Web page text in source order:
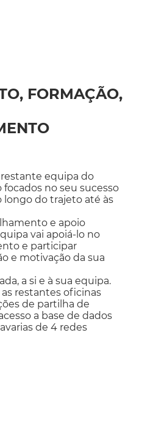
FORMAÇÃO,
equipa do
no seu sucesso
longo do trajeto até às
e apoio
vai apoiá-lo no
e participar
e motivação da sua
a si e à sua equipa.
restantes oficinas
de partilha de
a base de dados
de 4 redes